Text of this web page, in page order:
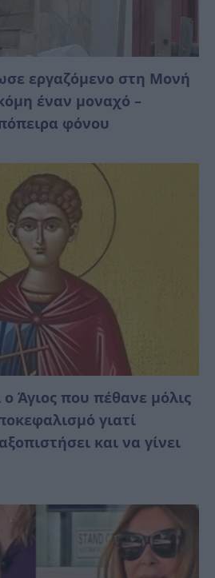
εργαζόμενο στη Μονή
έναν μοναχό –
φόνου
ο Άγιος που πέθανε μόλις
γιατί
και να γίνει